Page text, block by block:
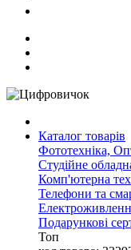
Каталог товарів
Фототехніка,
Студійне
Комп'ютерна
Телефони та
Подарункові
Топ